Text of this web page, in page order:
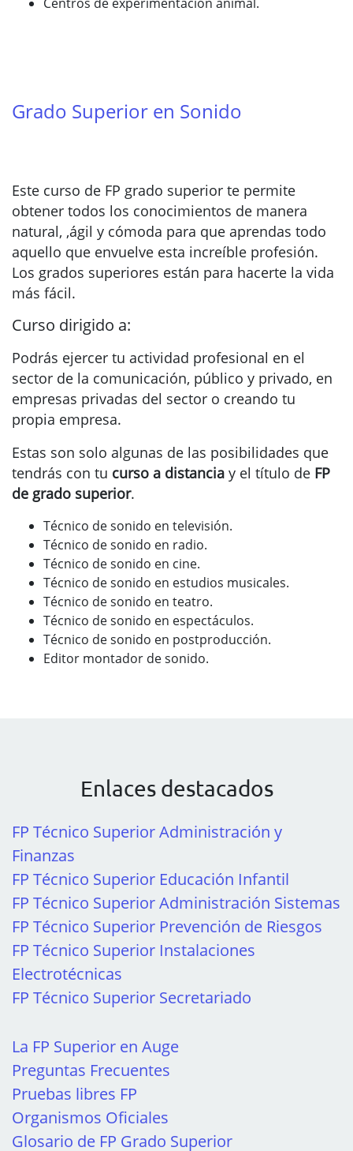
Grado Superior en Sonido
Este curso de FP grado superior te permite
obtener todos los conocimientos de manera
natural, ,ágil y cómoda para que aprendas todo
aquello que envuelve esta increíble profesión.
Los grados superiores están para hacerte la vida
más fácil.
Curso dirigido a:
Podrás ejercer tu actividad profesional en el
sector de la comunicación, público y privado, en
empresas privadas del sector o creando tu
propia empresa.
Estas son solo algunas de las posibilidades que
tendrás con tu curso a distancia y el título de FP
de grado superior.
Técnico de sonido en televisión.
Técnico de sonido en radio.
Técnico de sonido en cine.
Técnico de sonido en estudios musicales.
Técnico de sonido en teatro.
Técnico de sonido en espectáculos.
Técnico de sonido en postproducción.
Editor montador de sonido.
Enlaces destacados
FP Técnico Superior Administración y
Finanzas
FP Técnico Superior Educación Infantil
FP Técnico Superior Administración Sistemas
FP Técnico Superior Prevención de Riesgos
FP Técnico Superior Instalaciones
Electrotécnicas
FP Técnico Superior Secretariado
La FP Superior en Auge
Preguntas Frecuentes
Pruebas libres FP
Organismos Oficiales
Glosario de FP Grado Superior